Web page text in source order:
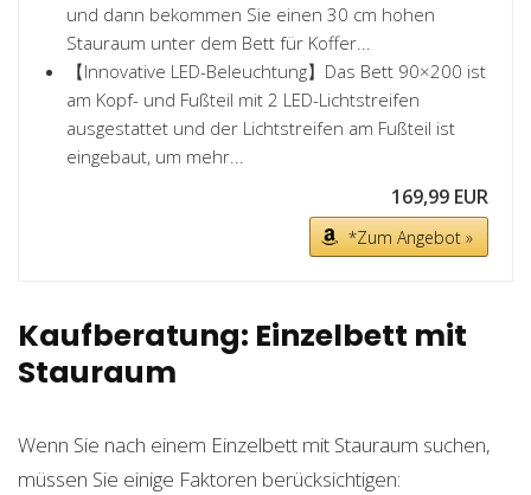
und dann bekommen Sie einen 30 cm hohen
Stauraum unter dem Bett für Koffer...
【Innovative LED-Beleuchtung】Das Bett 90×200 ist
am Kopf- und Fußteil mit 2 LED-Lichtstreifen
ausgestattet und der Lichtstreifen am Fußteil ist
eingebaut, um mehr...
169,99 EUR
*Zum Angebot »
Kaufberatung: Einzelbett mit
Stauraum
Wenn Sie nach einem Einzelbett mit Stauraum suchen,
müssen Sie einige Faktoren berücksichtigen: